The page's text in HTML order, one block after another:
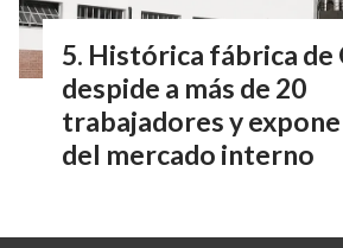
Histórica fábrica de
despide a más de 20
trabajadores y
del mercado interno